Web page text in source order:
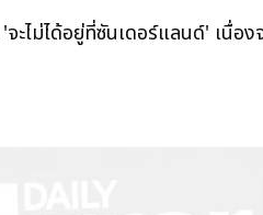
ไม่ได้อยู่ที่ซันเดอร์แลนด์' เนื่อง